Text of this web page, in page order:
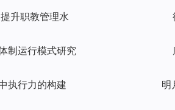
升职教管理水
制运行模式研究
执行力的构建 明